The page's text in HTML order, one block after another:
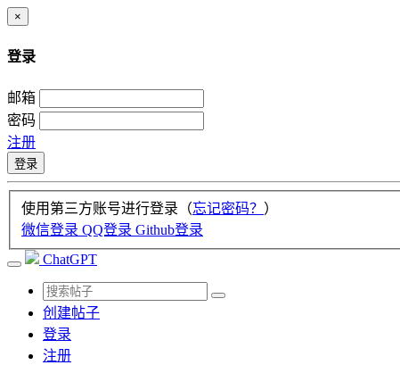
×
登录
邮箱
密码
注册
登录
使用第三方账号进行登录（忘记密码？ ）
微信登录 QQ登录 Github登录
ChatGPT
创建帖子
登录
注册